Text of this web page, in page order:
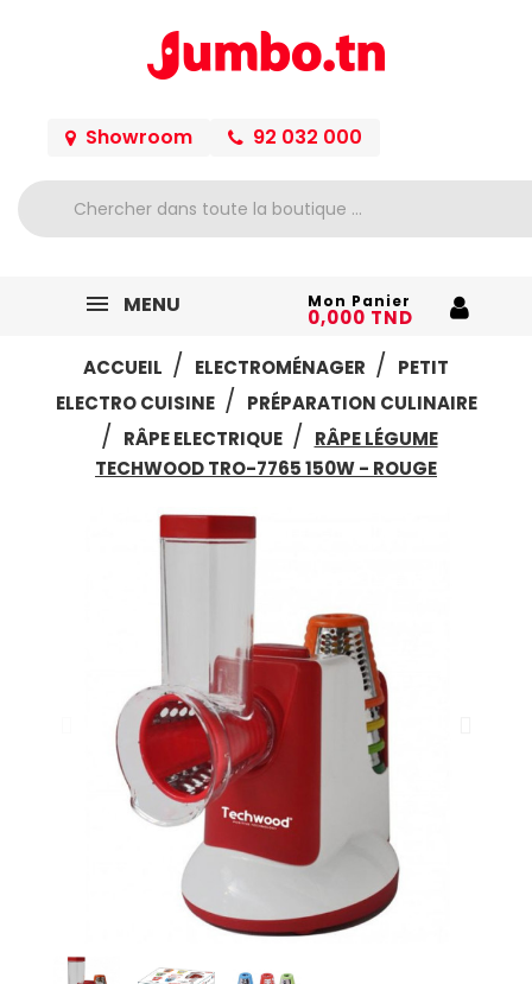
Showroom 92 032 000
MENU Mon Panier
0,000 TND
ACCUEIL
ELECTROMÉNAGER
PETIT
ELECTRO CUISINE
PRÉPARATION CULINAIRE
RÂPE ELECTRIQUE
RÂPE LÉGUME
TECHWOOD TRO-7765 150W - ROUGE